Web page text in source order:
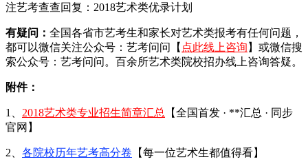
注艺考查查回复：2018艺术类优录计划
有疑问： 全国各省市艺考生和家长对艺术类报考有任何问题，
都可以微信关注公众号：艺考问问【 点此线上咨询 】或微信搜
索公众号：艺考问问。百余所艺术类院校招办线上咨询答疑。
附件：
1、 2018艺术类专业招生简章汇总
【全国首发 · **汇总 · 同步
官网】
2、 各院校历年艺考高分卷 【每一位艺术生都值得看】